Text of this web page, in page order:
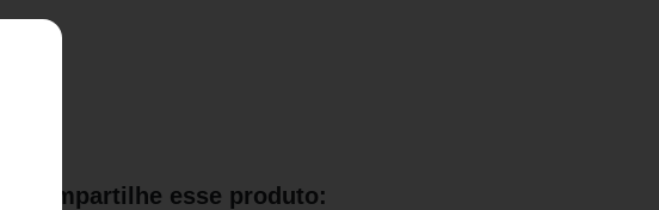
Compartilhe esse produto: